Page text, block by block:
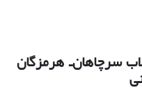
سرچاهان‌ـ هرمزگان